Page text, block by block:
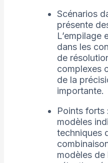
Scénarios
présente
L’empilage
dans les
de
complexes
de la
importante.
Points forts
modèles
techniques
modèles de